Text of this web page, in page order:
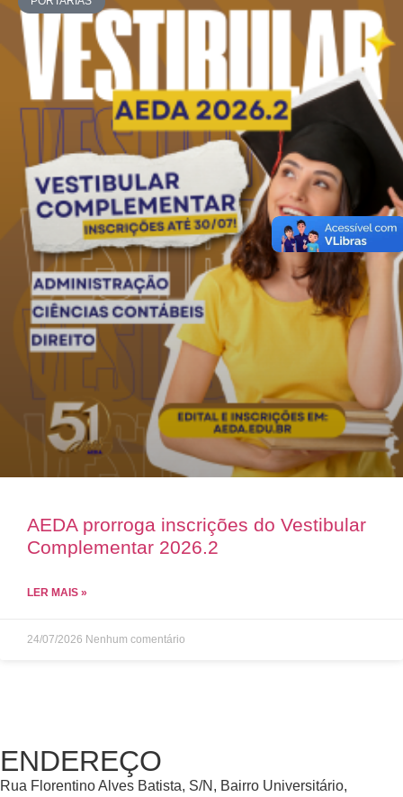
AEDA prorroga inscrições do Vestibular
Complementar 2026.2
LER MAIS »
24/07/2026 Nenhum comentário
ENDEREÇO
Rua Florentino Alves Batista, S/N, Bairro Universitário,